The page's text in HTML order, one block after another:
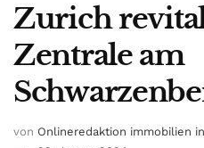
Zurich
Zentrale am
von Onlineredaktion immobilien